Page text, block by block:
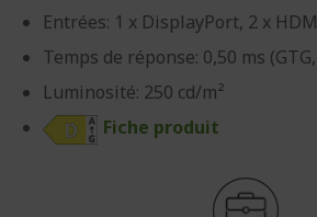
Entrées: 1 x DisplayPort, 2 x
Temps de réponse: 0,50 ms
Luminosité: 250 cd/m²
Fiche produit